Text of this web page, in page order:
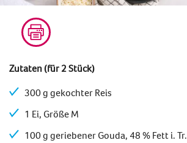
Zutaten (für 2 Stück)
300 g gekochter Reis
1 Ei, Größe M
100 g geriebener Gouda, 48 % Fett i. Tr.